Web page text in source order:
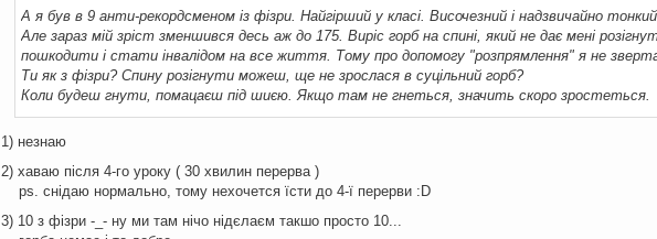
А я був в 9 анти-рекордсменом із фізри. Найгірший у класі. Височезний і надзвичайно
Але зараз мій зріст зменшився десь аж до 175. Виріс горб на спині, який не дає мені
пошкодити і стати інвалідом на все життя. Тому про допомогу "розпрямлення" я не
Ти як з фізри? Спину розігнути можеш, ще не зрослася в суцільний горб?
Коли будеш гнути, помацаєш під шиєю. Якщо там не гнеться, значить скоро зростеться.
1) незнаю
2) хаваю після 4-го уроку ( 30 хвилин перерва )
ps. снідаю нормально, тому нехочется їсти до 4-ї перерви :D
3) 10 з фізри -_- ну ми там нічо нідєлаєм такшо просто 10...